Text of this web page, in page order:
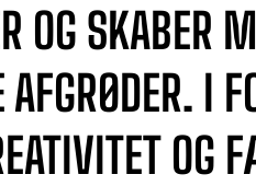
OG SKABER
AFGRØDER. I
OG